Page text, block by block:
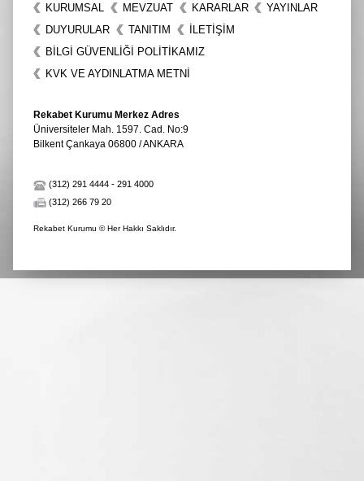
KURUMSAL MEVZUAT KARARLAR
YAYINLAR
DUYURULAR
TANITIM
İLETIŞIM
BİLGİ GÜVENLİĞİ POLİTİKAMIZ
KVK VE AYDINLATMA METNİ
Rekabet Kurumu Merkez Adres
Üniversiteler Mah. 1597. Cad. No:9
Bilkent Çankaya 06800 / ANKARA
(312) 291 4444 - 291 4000
(312) 266 79 20
Rekabet Kurumu © Her Hakkı Saklıdır.